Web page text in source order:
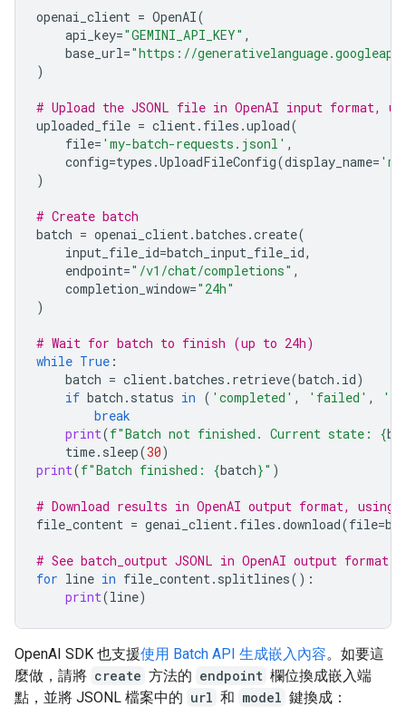
openai_client = OpenAI(
api_key="GEMINI_API_KEY" ,
base_url="https://
)
# Upload the JSONL file in OpenAI input format,
uploaded_file = client. files .upload(
file= 'my-batch-requests.jsonl' ,
config=types .UploadFileConfig(display_name=
)
# Create batch
batch = openai_client.batches .create(
input_file_id=batch_input_file_id,
endpoint="/v1/chat/completions" ,
completion_window="24h"
)
# Wait for batch to finish (up to 24h)
while True :
batch = client.batches . retrieve(batch . id)
if batch . status in ( 'completed' , 'failed' ,
break
print(f"Batch not finished. Current state: {
time. sleep(30)
print(f"Batch finished: {batch}" )
# Download results in OpenAI output format, using
file_content = genai_client. files .download(file=
# See batch_output JSONL in OpenAI output format
for line in file_content. splitlines():
print(line)
OpenAI SDK 也支援使用 Batch API 生成嵌入內容。如要這
麼做，請將 create 方法的 endpoint 欄位換成嵌入端
點，並將 JSONL 檔案中的 url 和 model 鍵換成：